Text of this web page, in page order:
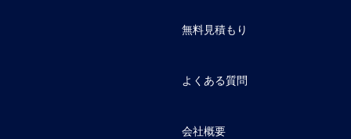
無料見積もり
よくある質問
会社概要